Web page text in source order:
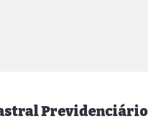
Previdenciário